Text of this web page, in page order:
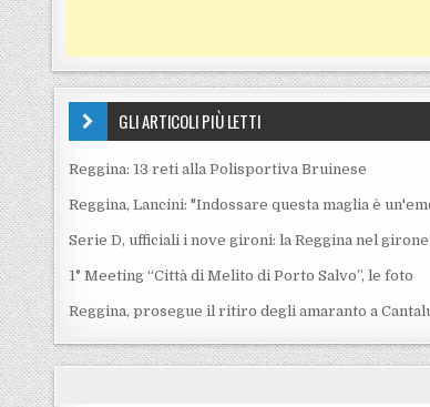
GLI ARTICOLI PIÙ LETTI
Reggina: 13 reti alla Polisportiva Bruinese
Reggina, Lancini: "Indossare questa maglia è
Serie D, ufficiali i nove gironi: la Reggina nel
1° Meeting “Città di Melito di Porto Salvo”, le foto
Reggina, prosegue il ritiro degli amaranto a